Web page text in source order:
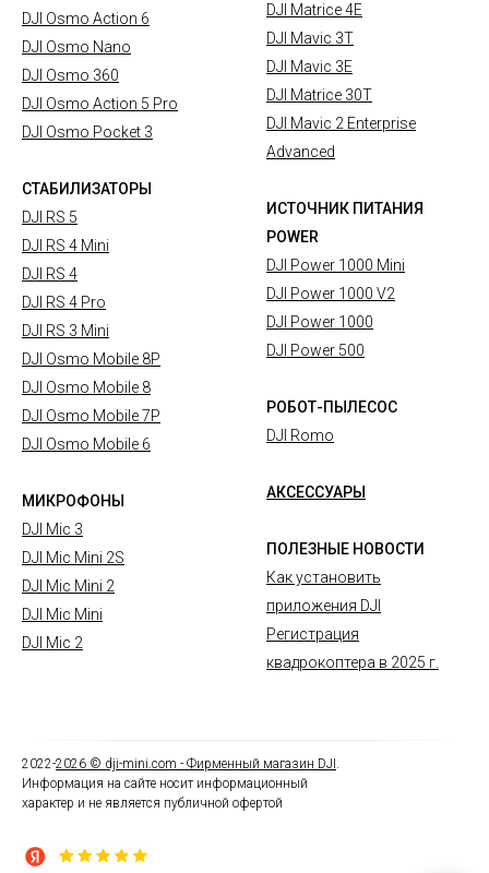
DJI Osmo Action 6
DJI Osmo Nano
DJI Osmo 360
DJI Osmo Action 5 Pro
DJI Osmo Pocket 3
СТАБИЛИЗАТОРЫ
DJI RS 5
DJI RS 4 Mini
DJI RS 4
DJI RS 4 Pro
DJI RS 3 Mini
DJI Osmo Mobile 8P
DJI Osmo Mobile 8
DJI Osmo Mobile 7P
DJI Osmo Mobile 6
МИКРОФОНЫ
DJI Mic 3
DJI Mic Mini 2S
DJI Mic Mini 2
DJI Mic Mini
DJI Mic 2
DJI Matrice 4E
DJI Mavic 3T
DJI Mavic 3E
DJI Matrice 30T
DJI Mavic 2 Enterprise
Advanced
ИСТОЧНИК ПИТАНИЯ
POWER
DJI Power 1000 Mini
DJI Power 1000 V2
DJI Power 1000
DJI Power 500
РОБОТ-ПЫЛЕСОС
DJI Romo
АКСЕССУАРЫ
ПОЛЕЗНЫЕ НОВОСТИ
Как установить
приложения DJI
Регистрация
квадрокоптера в 2025 г.
2022-2026 © dji-mini.com - Фирменный магазин DJI .
Информация на сайте носит информационный
характер и не является публичной офертой